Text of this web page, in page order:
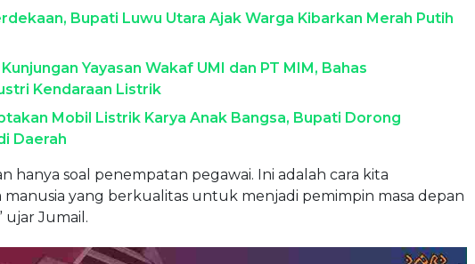
Bupati Luwu Utara Ajak Warga Kibarkan Merah Putih
Yayasan Wakaf UMI dan PT MIM, Bahas
Kendaraan Listrik
Mobil Listrik Karya Anak Bangsa, Bupati Dorong
Daerah
hanya soal penempatan pegawai. Ini adalah cara kita
yang berkualitas untuk menjadi pemimpin masa depan
ujar Jumail.